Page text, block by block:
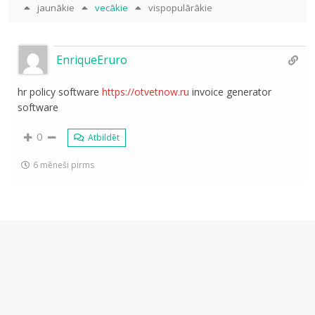
jaunākie vecākie vispopulārākie
EnriqueEruro
hr policy softwarehttps://otvetnow.ru invoice generator
software
0 Atbildēt
6 mēneši pirms